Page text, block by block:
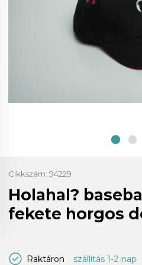
Cikkszám: 94229
Holahal?
fekete horgos
Raktáron szállítás 1-2 nap